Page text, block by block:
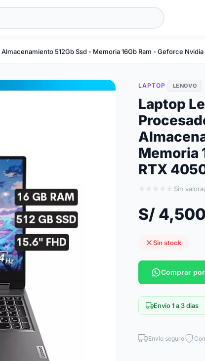
512Gb Ssd - Memoria 16Gb Ram - Geforce
LAPTOP LENOVO
Laptop
Memoria
RTX
Sin
S/
Sin stock
Comprar
Envio 1 a 3 dias
Envío seguro